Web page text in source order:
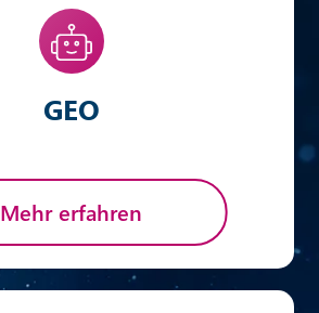
GEO
Mehr erfahren